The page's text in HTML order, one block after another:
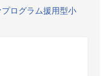
ログラム援用型小